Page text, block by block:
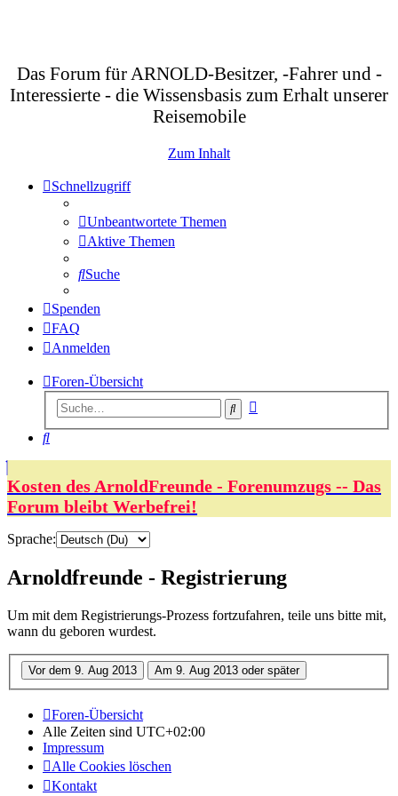
Das Forum für ARNOLD-Besitzer, -Fahrer und -
Interessierte - die Wissensbasis zum Erhalt unserer
Reisemobile
Zum Inhalt
Schnellzugriff
Unbeantwortete Themen
Aktive Themen
Suche
Spenden
FAQ
Anmelden
Foren-Übersicht
Suche
Suche
Kosten des ArnoldFreunde - Forenumzugs -- Das
Forum bleibt Werbefrei!
Sprache:
Arnoldfreunde - Registrierung
Um mit dem Registrierungs-Prozess fortzufahren, teile uns bitte mit,
wann du geboren wurdest.
Foren-Übersicht
Alle Zeiten sind UTC+02:00
Impressum
Alle Cookies löschen
Kontakt